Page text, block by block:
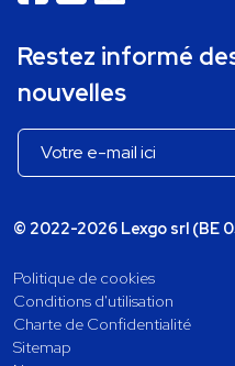
Restez informé
nouvelles
© 2022-2026 Lexgo srl (BE
Politique de cookies
Conditions d'utilisation
Charte de Confidentialité
Sitemap